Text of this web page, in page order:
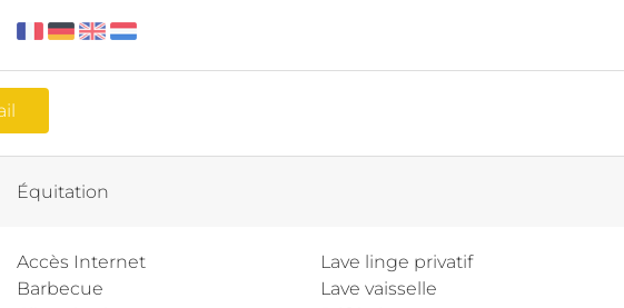
Équitation
Accès Internet
Barbecue
Lave linge privatif
Lave vaisselle